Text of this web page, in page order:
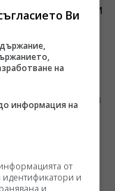
не зависи
на
в
суша е покрита
скалите
и течащи
в
Ви
на
информация на
от
идентификатори и
и